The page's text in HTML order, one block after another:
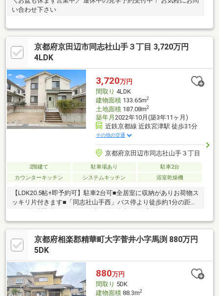
い合わせ下さい
京都府京田辺市同志社山手３丁目 3,720万円
4LDK
3,720万円
間取り 4LDK
建物面積133.65m2
土地面積187.08m2
築年月 2022年10月(築3年11ヶ月)
近鉄京都線 近鉄宮津駅 徒歩31分
その他の交通
京都府京田辺市同志社山手３丁目
2階建て 駐車場あり
駐車2台
カウンターキッチン
システムキッチン 浴室乾燥機
【LDK20.5帖+即予約可】駐車2台可■全居室に収納がありお荷物ス
ッキリ片付きます■「同志社山手西」バス停より徒歩約1分の距離
京都府相楽郡精華町大字菅井小字馬渕 880万円
5DK
880万円
間取り 5DK
建物面積88.3m2